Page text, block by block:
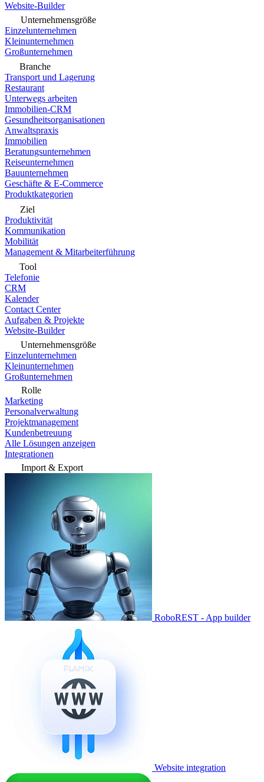
Website-Builder
Unternehmensgröße
Einzelunternehmen
Kleinunternehmen
Großunternehmen
Branche
Transport und Lagerung
Restaurant
Unterwegs arbeiten
Immobilien-CRM
Gesundheitsorganisationen
Anwaltspraxis
Immobilien
Beratungsunternehmen
Reiseunternehmen
Bauunternehmen
Geschäfte & E-Commerce
Produktkategorien
Ziel
Produktivität
Kommunikation
Mobilität
Management & Mitarbeiterführung
Tool
Telefonie
CRM
Kalender
Contact Center
Aufgaben & Projekte
Website-Builder
Unternehmensgröße
Einzelunternehmen
Kleinunternehmen
Großunternehmen
Rolle
Marketing
Personalverwaltung
Projektmanagement
Kundenbetreuung
Alle Lösungen anzeigen
Integrationen
Import & Export
RoboREST - App builder
Website integration